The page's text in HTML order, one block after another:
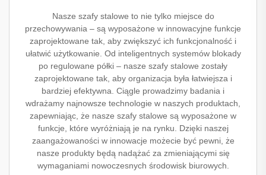
Nasze szafy stalowe to nie tylko miejsce do
przechowywania – są wyposażone w innowacyjne funkcje
zaprojektowane tak, aby zwiększyć ich funkcjonalność i
ułatwić użytkowanie. Od inteligentnych systemów blokady
po regulowane półki – nasze szafy stalowe zostały
zaprojektowane tak, aby organizacja była łatwiejsza i
bardziej efektywna. Ciągle prowadzimy badania i
wdrażamy najnowsze technologie w naszych produktach,
zapewniając, że nasze szafy stalowe są wyposażone w
funkcje, które wyróżniają je na rynku. Dzięki naszej
zaangażowaności w innowacje możecie być pewni, że
nasze produkty będą nadążać za zmieniającymi się
wymaganiami nowoczesnych środowisk biurowych.